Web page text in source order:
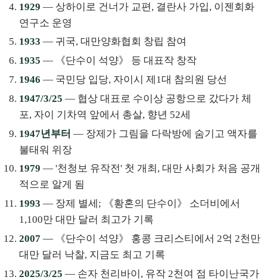
1929 — 상하이로 건너가 교편, 결란사 가입, 이젠회화
연구소 운영
1933 — 귀국, 대만양화협회 창립 참여
1935 — 《단수이 석양》 등 대표작 창작
1946 — 국민당 입당, 자이시 제1대 참의원 당선
1947/3/25 — 협상 대표로 수이상 공항으로 갔다가 체
포, 자이 기차역 앞에서 총살, 향년 52세
1947년부터 — 장제가 그림을 다락방에 숨기고 액자를
불태워 위장
1979 — '천청보 유작전' 첫 개최, 대만 사회가 처음 공개
적으로 알게 됨
1993 — 장제 별세; 《황혼의 단수이》 소더비에서
1,100만 대만 달러 최고가 기록
2007 — 《단수이 석양》 홍콩 크리스티에서 2억 2천만
대만 달러 낙찰, 지금도 최고 기록
2025/3/25 — 손자 천리바이, 유작 2천여 점 타이난국가